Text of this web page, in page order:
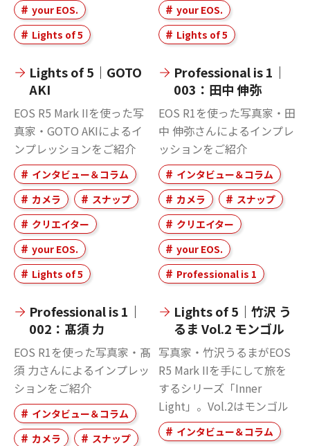
your EOS.
Lights of 5
your EOS.
Lights of 5
Lights of 5｜GOTO
AKI
EOS R5 Mark IIを使った写
真家・GOTO AKIによるイ
ンプレッションをご紹介
インタビュー＆コラム
カメラ
スナップ
クリエイター
your EOS.
Lights of 5
Professional is 1｜
003：田中 伸弥
EOS R1を使った写真家・田
中 伸弥さんによるインプレ
ッションをご紹介
インタビュー＆コラム
カメラ
スナップ
クリエイター
your EOS.
Professional is 1
Professional is 1｜
002：髙須 力
EOS R1を使った写真家・髙
須 力さんによるインプレッ
ションをご紹介
インタビュー＆コラム
カメラ
スナップ
Lights of 5｜竹沢 う
るま Vol.2 モンゴル
写真家・竹沢うるまがEOS
R5 Mark IIを手にして旅を
するシリーズ「Inner
Light」。Vol.2はモンゴル
インタビュー＆コラム